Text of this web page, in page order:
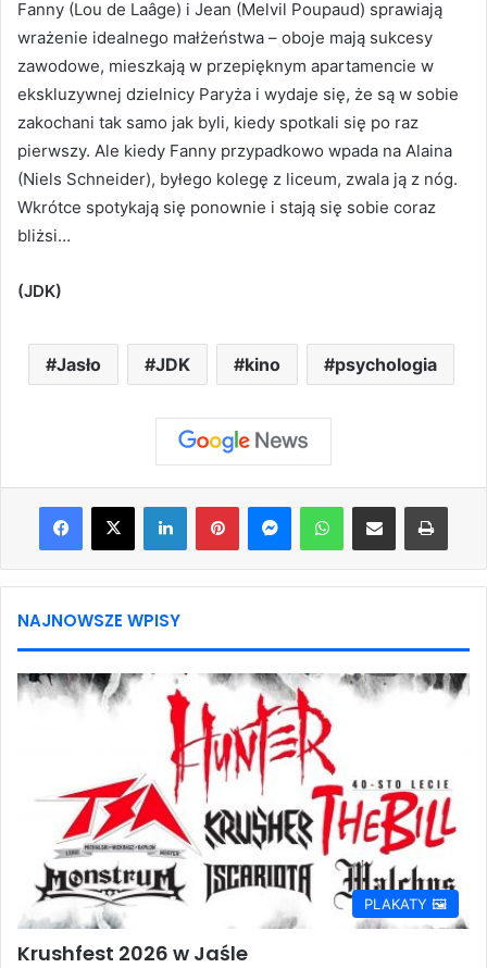
Fanny (Lou de Laâge) i Jean (Melvil Poupaud) sprawiają
wrażenie idealnego małżeństwa – oboje mają sukcesy
zawodowe, mieszkają w przepięknym apartamencie w
ekskluzywnej dzielnicy Paryża i wydaje się, że są w sobie
zakochani tak samo jak byli, kiedy spotkali się po raz
pierwszy. Ale kiedy Fanny przypadkowo wpada na Alaina
(Niels Schneider), byłego kolegę z liceum, zwala ją z nóg.
Wkrótce spotykają się ponownie i stają się sobie coraz
bliżsi…
(JDK)
Jasło JDK kino psychologia
Facebook
X LinkedInPinterestMessengerWhatsAppShare via Email Print
NAJNOWSZE WPISY
PLAKATY 🖼️
Krushfest 2026 w Jaśle